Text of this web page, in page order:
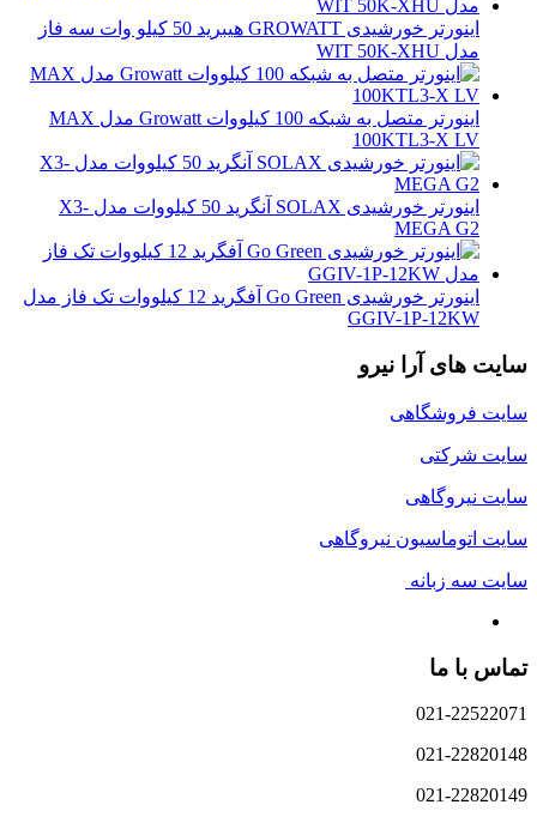
اینورتر خورشیدی GROWATT هیبرید 50 کیلو وات سه فاز
مدل WIT 50K-XHU
اینورتر متصل به شبکه 100 کیلووات Growatt مدل MAX
100KTL3-X LV
اینورتر خورشیدی SOLAX آنگرید 50 کیلووات مدل X3-
MEGA G2
اینورتر خورشیدی Go Green آفگرید 12 کیلووات تک فاز مدل
GGIV-1P-12KW
سایت های آرا نیرو
سایت فروشگاهی
سایت شرکتی
سایت نیروگاهی
سایت اتوماسیون نیروگاهی
سایت سه زبانه
تماس با ما
021-22522071
021-22820148
021-22820149